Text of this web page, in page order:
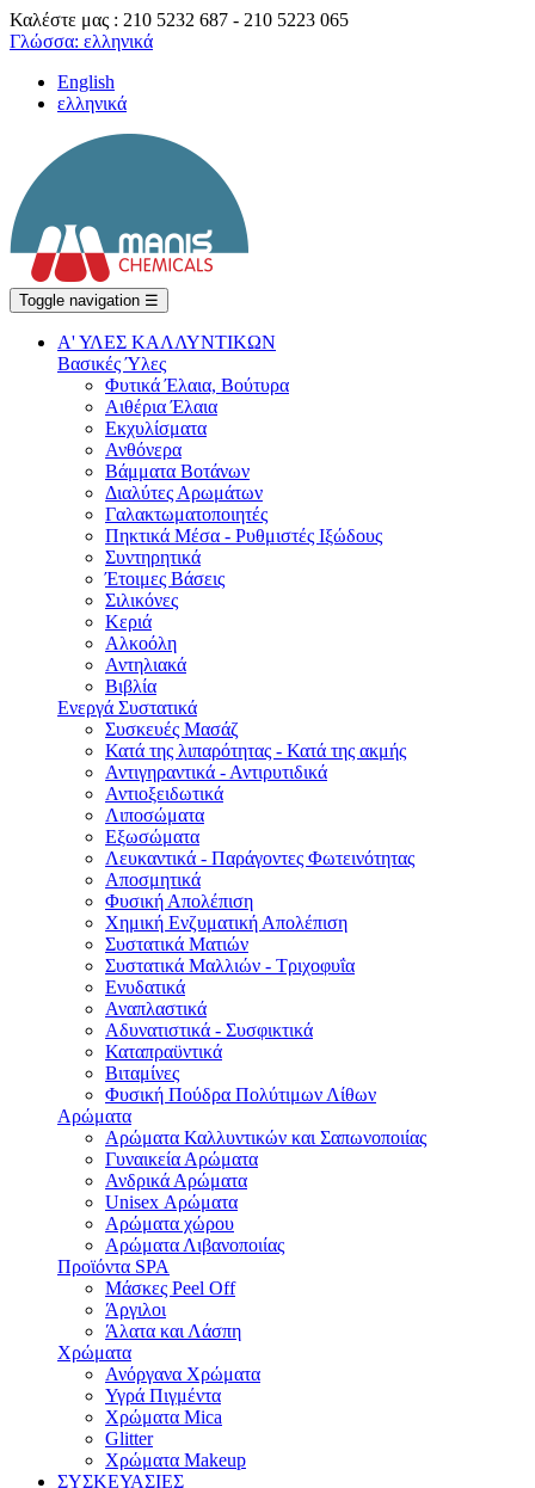
Καλέστε μας : 210 5232 687 - 210 5223 065
Γλώσσα: ελληνικά
English
ελληνικά
Toggle navigation ☰
Α' ΥΛΕΣ ΚΑΛΛΥΝΤΙΚΩΝ
Βασικές Ύλες
Φυτικά Έλαια, Βούτυρα
Αιθέρια Έλαια
Εκχυλίσματα
Ανθόνερα
Βάμματα Βοτάνων
Διαλύτες Αρωμάτων
Γαλακτωματοποιητές
Πηκτικά Μέσα - Ρυθμιστές Ιξώδους
Συντηρητικά
Έτοιμες Βάσεις
Σιλικόνες
Κεριά
Αλκοόλη
Αντηλιακά
Βιβλία
Ενεργά Συστατικά
Συσκευές Μασάζ
Κατά της λιπαρότητας - Κατά της ακμής
Αντιγηραντικά - Αντιρυτιδικά
Αντιοξειδωτικά
Λιποσώματα
Εξωσώματα
Λευκαντικά - Παράγοντες Φωτεινότητας
Αποσμητικά
Φυσική Απολέπιση
Χημική Ενζυματική Απολέπιση
Συστατικά Ματιών
Συστατικά Μαλλιών - Τριχοφυΐα
Ενυδατικά
Αναπλαστικά
Αδυνατιστικά - Συσφικτικά
Καταπραϋντικά
Bιταμίνες
Φυσική Πούδρα Πολύτιμων Λίθων
Αρώματα
Αρώματα Καλλυντικών και Σαπωνοποιίας
Γυναικεία Αρώματα
Ανδρικά Αρώματα
Unisex Αρώματα
Αρώματα χώρου
Αρώματα Λιβανοποιίας
Προϊόντα SPA
Μάσκες Peel Off
Άργιλοι
Άλατα και Λάσπη
Χρώματα
Ανόργανα Χρώματα
Υγρά Πιγμέντα
Χρώματα Mica
Glitter
Χρώματα Makeup
ΣΥΣΚΕΥΑΣΙΕΣ